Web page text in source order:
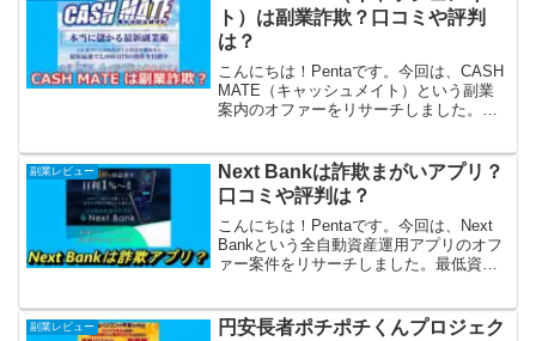
ットは詐欺？...
ト）は副業詐欺？口コミや評判
は？
こんにちは！Pentaです。今回は、CASH
MATE（キャッシュメイト）という副業
案内のオファーをリサーチしました。
で無料で提供してくれるそうですが、ほ
んとうでし...
副業レビュー
Next Bankは詐欺まがいアプリ？
口コミや評判は？
こんにちは！Pentaです。今回は、Next
Bankという全自動資産運用アプリのオフ
ァー案件をリサーチしました。最低資金
るアプリだそうですが、詐欺まがいのア
副業レビュー
円安長者ポチポチくんプロジェク